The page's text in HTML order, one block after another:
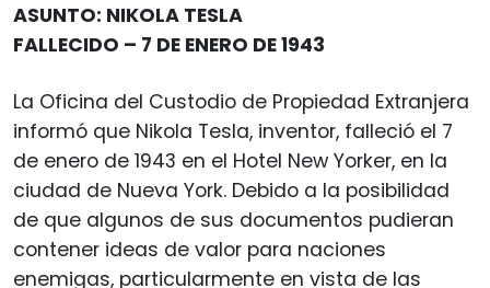
ASUNTO: NIKOLA TESLA
FALLECIDO – 7 DE ENERO DE 1943
La Oficina del Custodio de Propiedad Extranjera
informó que Nikola Tesla, inventor, falleció el 7
de enero de 1943 en el Hotel New Yorker, en la
ciudad de Nueva York. Debido a la posibilidad
de que algunos de sus documentos pudieran
contener ideas de valor para naciones
enemigas, particularmente en vista de las